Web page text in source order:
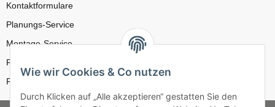
Kontaktformulare
Planungs-Service
Montage-Service
Reparatur-Service
Retouren-Service
Wie wir Cookies & Co nutzen
Durch Klicken auf „Alle akzeptieren“ gestatten Sie den